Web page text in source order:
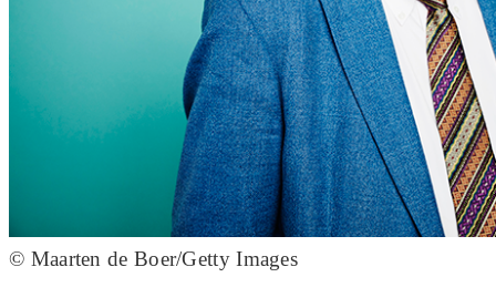
© Maarten de Boer/Getty Images